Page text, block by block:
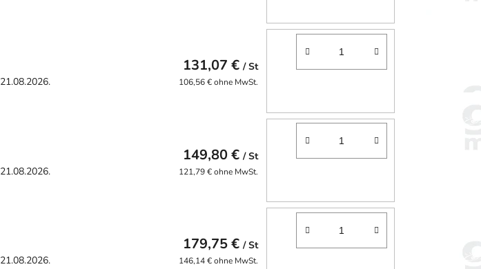
21.08.2026.
131,07 € / St
106,56 € ohne MwSt.
21.08.2026.
149,80 € / St
121,79 € ohne MwSt.
21.08.2026.
179,75 € / St
146,14 € ohne MwSt.